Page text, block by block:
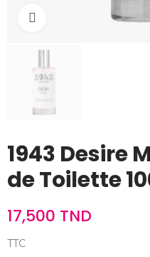
Cliquez pour
1943 Desire
de Toilette
17,500 TND
TTC